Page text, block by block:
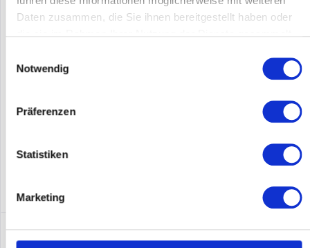
Daten zusammen, die Sie ihnen bereitgestellt haben oder
Notwendig
Präferenzen
Statistiken
Marketing
Datalogic HERBO DE1011-SR-K 1D DEC USB KBD DEMOKIT -